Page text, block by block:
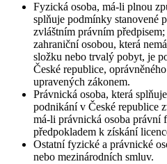
Fyzická osoba, má-li plnou
splňuje podmínky stanovené
zvláštním právním
zahraniční osobou, která
složku nebo trvalý pobyt, je
České republice,
upravených zákonem.
Právnická osoba, která
podnikání v České republice
má-li právnická osoba právní
předpokladem k získání
Ostatní fyzické a právnické
nebo mezinárodních smluv.